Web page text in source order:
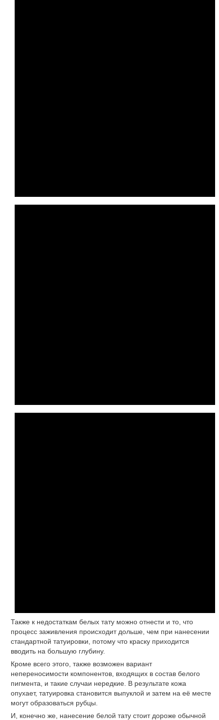
Также к недостаткам белых тату можно отнести и то, что
процесс заживления происходит дольше, чем при нанесении
стандартной татуировки, потому что краску приходится
вводить на большую глубину.
Кроме всего этого, также возможен вариант
непереносимости компонентов, входящих в состав белого
пигмента, и такие случаи нередкие. В результате кожа
опухает, татуировка становится выпуклой и затем на её месте
могут образоваться рубцы.
И, конечно же, нанесение белой тату стоит дороже обычной